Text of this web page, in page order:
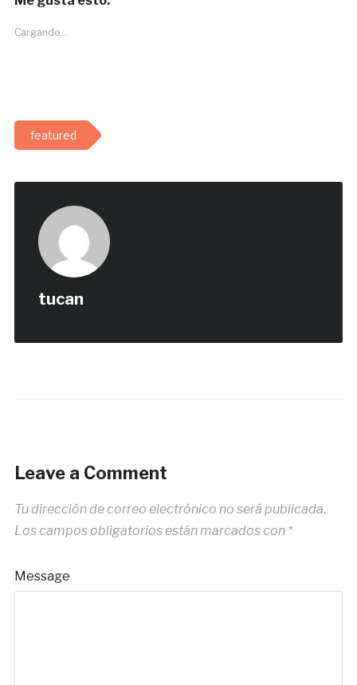
Cargando...
featured
tucan
Leave a Comment
Tu dirección de correo electrónico no será publicada.
Los campos obligatorios están marcados con *
Message